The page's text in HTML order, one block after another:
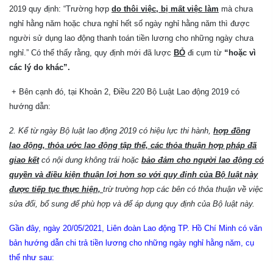
2019 quy định: “Trường hợp do thôi việc, bị mất việc làm mà chưa
nghỉ hằng năm hoặc chưa nghỉ hết số ngày nghỉ hằng năm thì được
người sử dụng lao động thanh toán tiền lương cho những ngày chưa
nghỉ.” Có thể thấy rằng, quy định mới đã lược BỎ đi cụm từ “hoặc vì
các lý do khác”.
+ Bên cạnh đó, tại Khoản 2, Điều 220 Bộ Luật Lao động 2019 có
hướng dẫn:
2. Kể từ ngày Bộ luật lao động 2019 có hiệu lực thi hành, hợp đồng
lao động, thỏa ước lao động tập thể, các thỏa thuận hợp pháp đã
giao kếtcó nội dung không trái hoặc bảo đảm cho người lao động có
quyền và điều kiện thuận lợi hơn so với quy định của Bộ luật này
được tiếp tục thực hiện, trừ trường hợp các bên có thỏa thuận về việc
sửa đổi, bổ sung để phù hợp và để áp dụng quy định của Bộ luật này.
Gần đây, ngày 20/05/2021, Liên đoàn Lao động TP. Hồ Chí Minh có văn
bản hướng dẫn chi trả tiền lương cho những ngày nghỉ hằng năm, cụ
thể như sau: